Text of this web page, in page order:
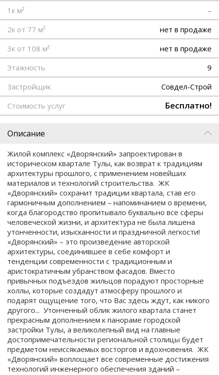
1к м²
–
2к от 77 м²
нет в продаже
3к от 108 м²
нет в продаже
Этажность
9
Застройщик
Совдел-Строй
Стоимость услуг
Бесплатно!
Описание
Жилой комплекс «Дворянский» запроектирован в
историческом квартале Тулы, как возврат к традициям
архитектуры прошлого, с применением новейших
материалов и технологий строительства. ЖК
«Дворянский» сохранит традиции квартала, став его
гармоничным дополнением – напоминанием о времени,
когда благородство пропитывало буквально все сферы
человеческой жизни, и архитектура не была лишена
утонченности, изысканности и праздничной легкости!
«Дворянский» – это произведение авторской
архитектуры, соединившее в себе комфорт и
тенденции современности с традиционным и
аристократичным убранством фасадов. Вместо
привычных подъездов жильцов порадуют просторные
холлы, которые создадут атмосферу прошлого и
подарят ощущение того, что Вас здесь ждут, как никого
другого... Утонченный облик жилого квартала станет
прекрасным дополнением к панораме городской
застройки Тулы, а великолепный вид на главные
достопримечательности региональной столицы будет
предметом неиссякаемых восторгов и вдохновения. ЖК
«Дворянский» воплощает все современные достижения
технологий инженерного обеспечения зданий –